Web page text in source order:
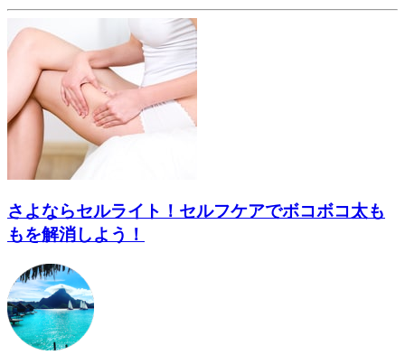
さよならセルライト！セルフケアでボコボコ太も
もを解消しよう！